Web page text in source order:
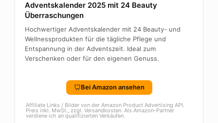
Adventskalender 2025 mit 24 Beauty
Überraschungen
Hochwertiger Adventskalender mit 24 Beauty- und
Wellnessprodukten für die tägliche Pflege und
Entspannung in der Adventszeit. Ideal zum
Verschenken oder für den eigenen Genuss.
Bei Amazon ansehen
Affiliate Links / Bilder von der Amazon Product Advertising API.
Preis inkl. MwSt., zzgl. Versandkosten. Als Amazon-Partner
verdiene ich an qualifizierten Verkäufen.